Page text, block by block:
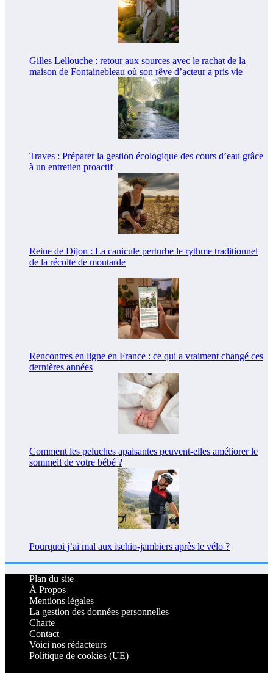
Gilles Lellouche : retour aux sources avec le rachat de la
maison de Fontainebleau où son rêve d’acteur a pris vie
Traves : Préparer la gestion écologique des cours d’eau grâce
à un entretien proactif
Reine de Dijon : La canicule perturbe le rythme traditionnel
de la récolte de moutarde
Rencontres en ligne en France : ce qui a vraiment changé ces
dernières années
Comment les peluches apaisantes peuvent-elles améliorer le
sommeil de votre bébé ?
Pourquoi j’ai mal aux ischio-jambiers après le vélo ?
Plan du site
À Propos
Mentions légales
La gestion des données personnelles
Charte
Contact
Voici nos rédacteurs
Politique de cookies (UE)